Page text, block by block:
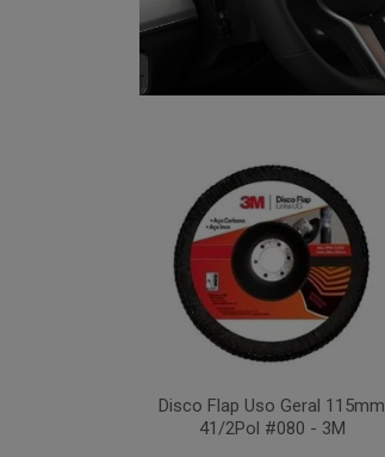
Disco Flap Uso Geral 115mm
41/2Pol #080 - 3M